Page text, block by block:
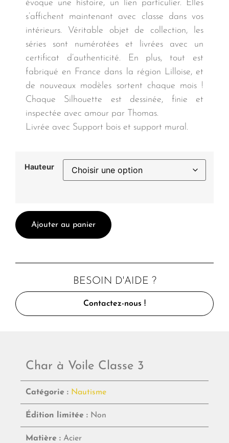
évoque une histoire, un lien particulier. Elles
s’affichent maintenant avec classe dans vos
intérieurs. Véritable objet de collection, les
séries sont numérotées et livrées avec un
certificat d’authenticité. En plus, tout est
fabriqué en France dans la région Lilloise, et
de nouveaux modèles sortent chaque mois !
Chaque Silhouette est dessinée, finie et
inspectée avec amour par Thomas.
Livrée avec Support bois et support mural.
Hauteur
Ajouter au panier
BESOIN D'AIDE ?
Contactez-nous !
Char à Voile Classe 3
Catégorie : Nautisme
Édition limitée : Non
Matière : Acier